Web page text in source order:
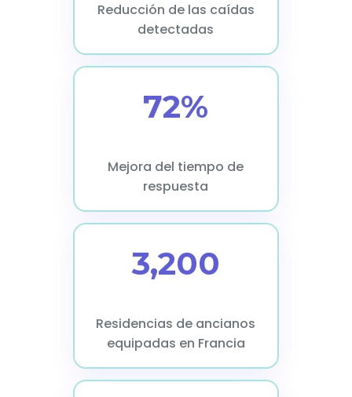
Reducción de las caídas
detectadas
72%
Mejora del tiempo de
respuesta
3,200
Residencias de ancianos
equipadas en Francia